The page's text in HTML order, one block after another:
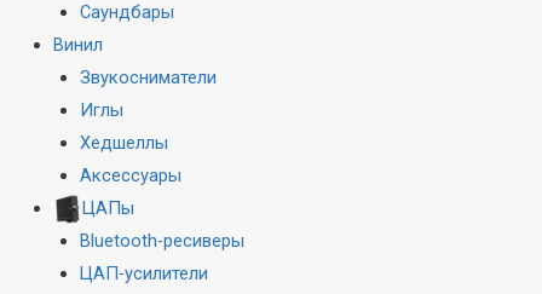
Саундбары
Винил
Звукосниматели
Иглы
Хедшеллы
Аксессуары
ЦАПы
Bluetooth-ресиверы
ЦАП-усилители